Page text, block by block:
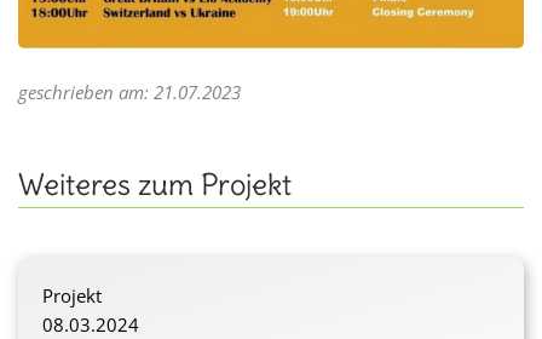
geschrieben am: 21.07.2023
Weiteres zum Projekt
Projekt
08.03.2024